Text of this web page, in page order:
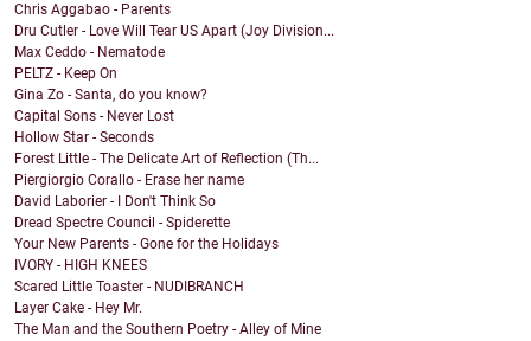
Chris Aggabao - Parents
Dru Cutler - Love Will Tear US Apart (Joy Division...
Max Ceddo - Nematode
PELTZ - Keep On
Gina Zo - Santa, do you know?
Capital Sons - Never Lost
Hollow Star - Seconds
Forest Little - The Delicate Art of Reflection (Th...
Piergiorgio Corallo - Erase her name
David Laborier - I Don't Think So
Dread Spectre Council - Spiderette
Your New Parents - Gone for the Holidays
IVORY - HIGH KNEES
Scared Little Toaster - NUDIBRANCH
Layer Cake - Hey Mr.
The Man and the Southern Poetry - Alley of Mine